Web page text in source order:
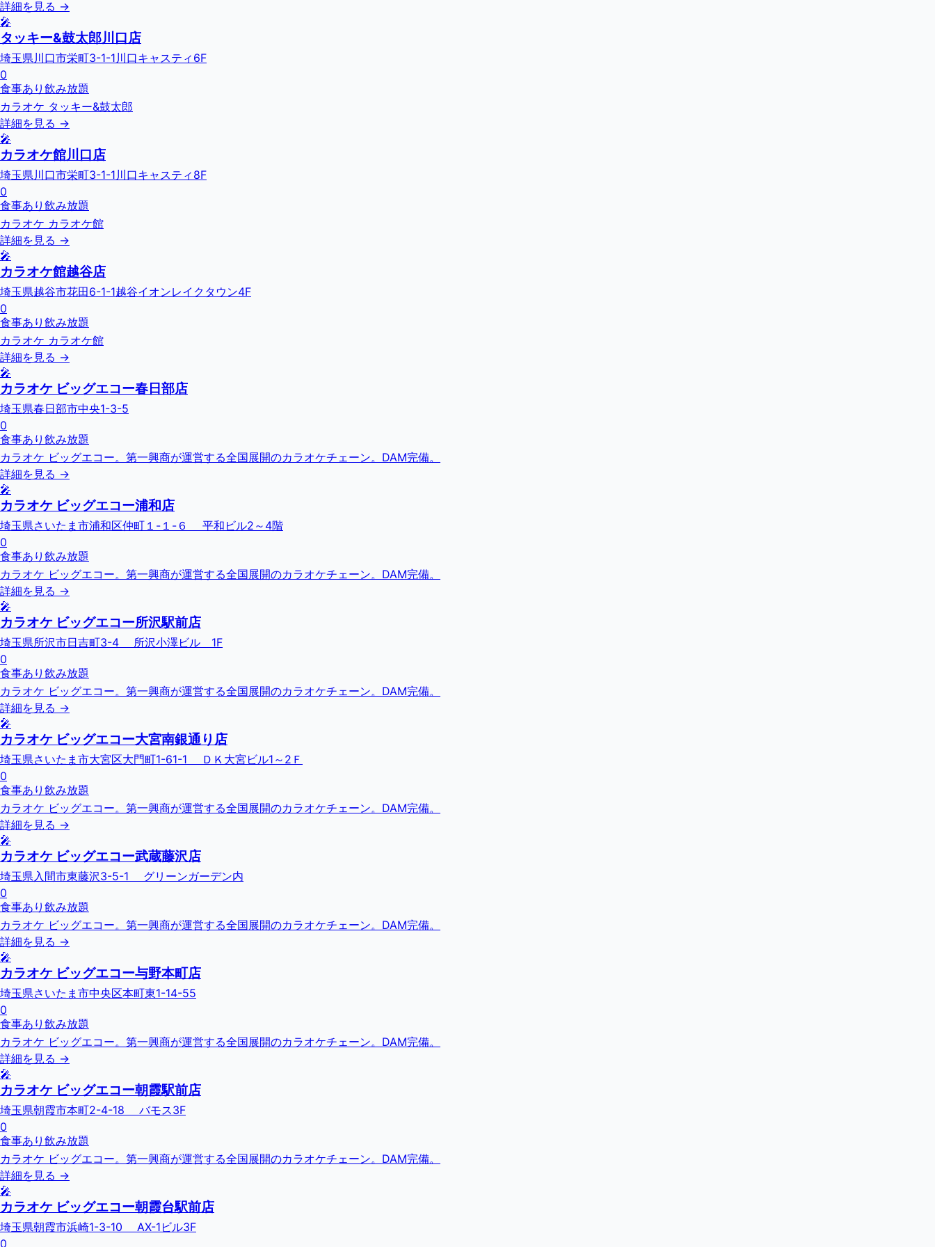
詳細を見る →
🎤
タッキー&鼓太郎川口店
埼玉県川口市栄町3-1-1川口キャスティ6F
0
食事あり 飲み放題
カラオケ タッキー&鼓太郎
詳細を見る →
🎤
カラオケ館川口店
埼玉県川口市栄町3-1-1川口キャスティ8F
0
食事あり 飲み放題
カラオケ カラオケ館
詳細を見る →
🎤
カラオケ館越谷店
埼玉県越谷市花田6-1-1越谷イオンレイクタウン4F
0
食事あり 飲み放題
カラオケ カラオケ館
詳細を見る →
🎤
カラオケ ビッグエコー春日部店
埼玉県春日部市中央1-3-5
0
食事あり 飲み放題
カラオケ ビッグエコー。第一興商が運営する全国展開のカラオケチェーン。DAM完備。
詳細を見る →
🎤
カラオケ ビッグエコー浦和店
埼玉県さいたま市浦和区仲町１-１-６ 平和ビル2～4階
0
食事あり 飲み放題
カラオケ ビッグエコー。第一興商が運営する全国展開のカラオケチェーン。DAM完備。
詳細を見る →
🎤
カラオケ ビッグエコー所沢駅前店
埼玉県所沢市日吉町3-4 所沢小澤ビル 1F
0
食事あり 飲み放題
カラオケ ビッグエコー。第一興商が運営する全国展開のカラオケチェーン。DAM完備。
詳細を見る →
🎤
カラオケ ビッグエコー大宮南銀通り店
埼玉県さいたま市大宮区大門町1-61-1 ＤＫ大宮ビル1～2Ｆ
0
食事あり 飲み放題
カラオケ ビッグエコー。第一興商が運営する全国展開のカラオケチェーン。DAM完備。
詳細を見る →
🎤
カラオケ ビッグエコー武蔵藤沢店
埼玉県入間市東藤沢3-5-1 グリーンガーデン内
0
食事あり 飲み放題
カラオケ ビッグエコー。第一興商が運営する全国展開のカラオケチェーン。DAM完備。
詳細を見る →
🎤
カラオケ ビッグエコー与野本町店
埼玉県さいたま市中央区本町東1-14-55
0
食事あり 飲み放題
カラオケ ビッグエコー。第一興商が運営する全国展開のカラオケチェーン。DAM完備。
詳細を見る →
🎤
カラオケ ビッグエコー朝霞駅前店
埼玉県朝霞市本町2-4-18 バモス3F
0
食事あり 飲み放題
カラオケ ビッグエコー。第一興商が運営する全国展開のカラオケチェーン。DAM完備。
詳細を見る →
🎤
カラオケ ビッグエコー朝霞台駅前店
埼玉県朝霞市浜崎1-3-10 AX-1ビル3F
0